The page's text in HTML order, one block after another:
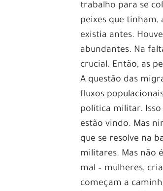
trabalho para se
peixes que tinham,
existia antes.
abundantes. Na
crucial. Então, as
A questão das
fluxos
política militar. Isso
estão vindo. Mas
que se resolve na
militares. Mas não
mal – mulheres,
começam a